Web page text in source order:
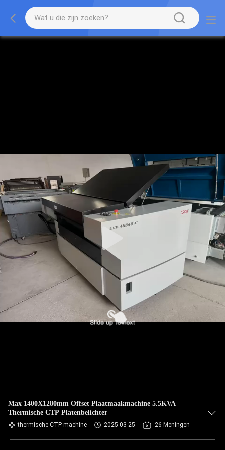
Max 1400X1280mm Offset Plaatmaakmachine 5.5KVA
Thermische CTP Platenbelichter
thermische CTP-machine 2025-03-25 26 Meningen